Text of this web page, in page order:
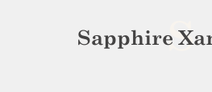
SapphireS